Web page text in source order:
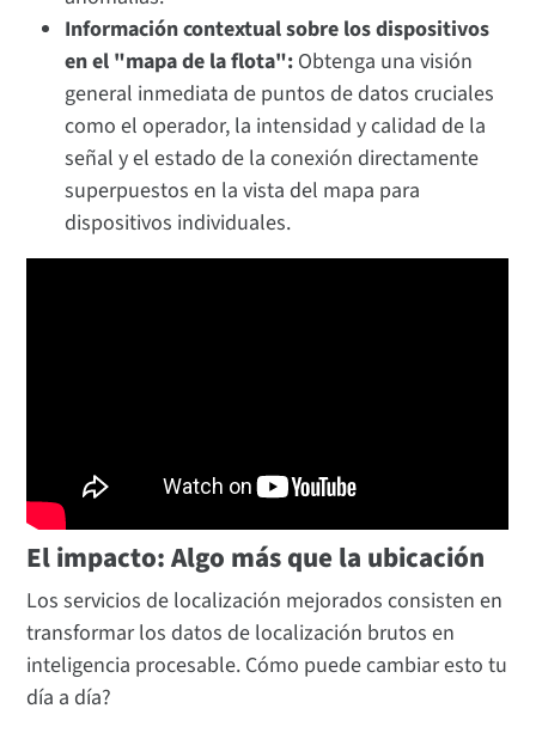
Información contextual sobre los dispositivos
en el "mapa de la flota": Obtenga una visión
general inmediata de puntos de datos cruciales
como el operador, la intensidad y calidad de la
señal y el estado de la conexión directamente
superpuestos en la vista del mapa para
dispositivos individuales.
El impacto: Algo más que la ubicación
Los servicios de localización mejorados consisten en
transformar los datos de localización brutos en
inteligencia procesable. Cómo puede cambiar esto tu
día a día?